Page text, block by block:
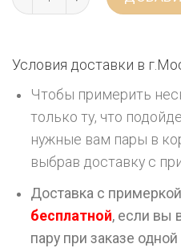
Условия доставки в г.
Чтобы примерить
только ту, что
нужные вам пары в
выбрав доставку с
Доставка с
бесплатной, если вы
пару при заказе